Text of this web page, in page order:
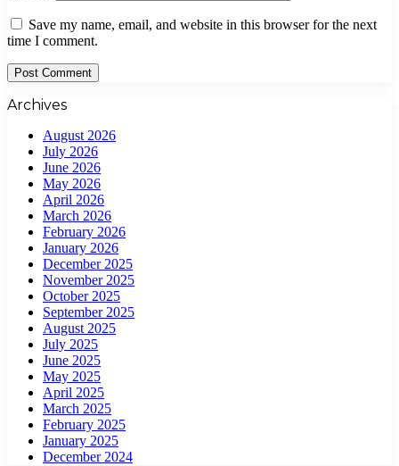
Save my name, email, and website in this browser for the next
time I comment.
Archives
August 2026
July 2026
June 2026
May 2026
April 2026
March 2026
February 2026
January 2026
December 2025
November 2025
October 2025
September 2025
August 2025
July 2025
June 2025
May 2025
April 2025
March 2025
February 2025
January 2025
December 2024